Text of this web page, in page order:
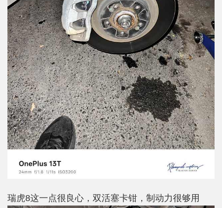
瑞虎8这一点很良心，双活塞卡钳，制动力很够用